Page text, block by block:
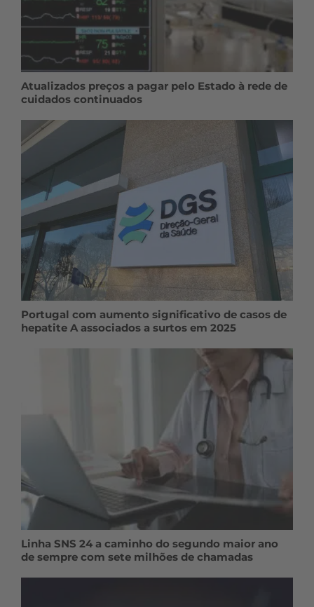
Atualizados preços a pagar pelo Estado à rede de
cuidados continuados
Portugal com aumento significativo de casos de
hepatite A associados a surtos em 2025
Linha SNS 24 a caminho do segundo maior ano
de sempre com sete milhões de chamadas